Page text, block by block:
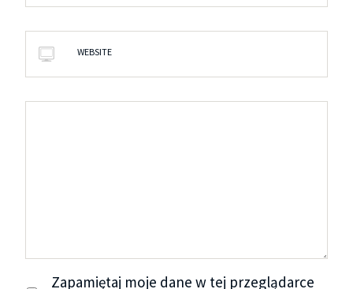
WEBSITE
Zapamiętaj moje dane w tej przeglądarce